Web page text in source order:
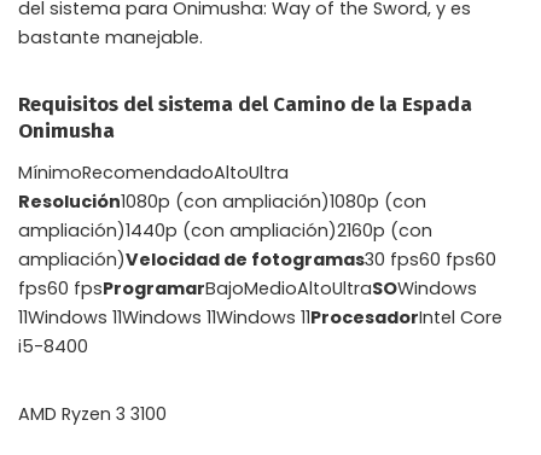
del sistema para Onimusha: Way of the Sword, y es
bastante manejable.
Requisitos del sistema del Camino de la Espada
Onimusha
MínimoRecomendadoAltoUltra
Resolución1080p (con ampliación)1080p (con
ampliación)1440p (con ampliación)2160p (con
ampliación)Velocidad de fotogramas30 fps60 fps60
fps60 fpsProgramarBajoMedioAltoUltraSOWindows
11Windows 11Windows 11Windows 11ProcesadorIntel Core
i5-8400
AMD Ryzen 3 3100